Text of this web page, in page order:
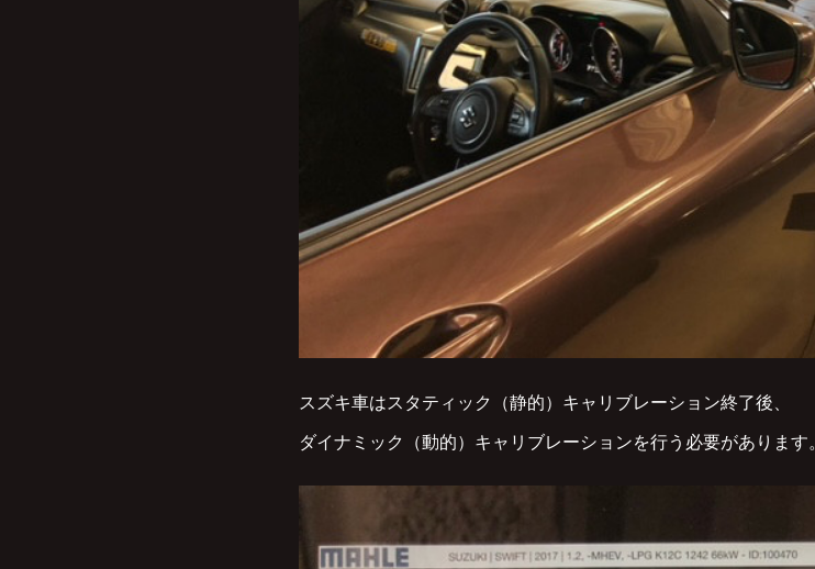
スズキ車はスタティック（静的）キャリブレーション終了後、
ダイナミック（動的）キャリブレーションを行う必要があります。